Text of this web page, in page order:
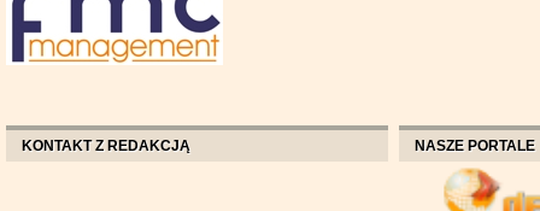
KONTAKT Z REDAKCJĄ NASZE PORTALE